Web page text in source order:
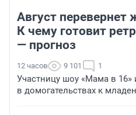
Август перевернет
К чему готовит
— прогноз
12 часов 9 101 1
Участницу шоу «Мама в 16»
в домогательствах к